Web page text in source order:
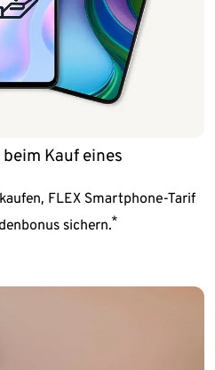
Kauf eines
FLEX Smartphone-Tarif
sichern.*